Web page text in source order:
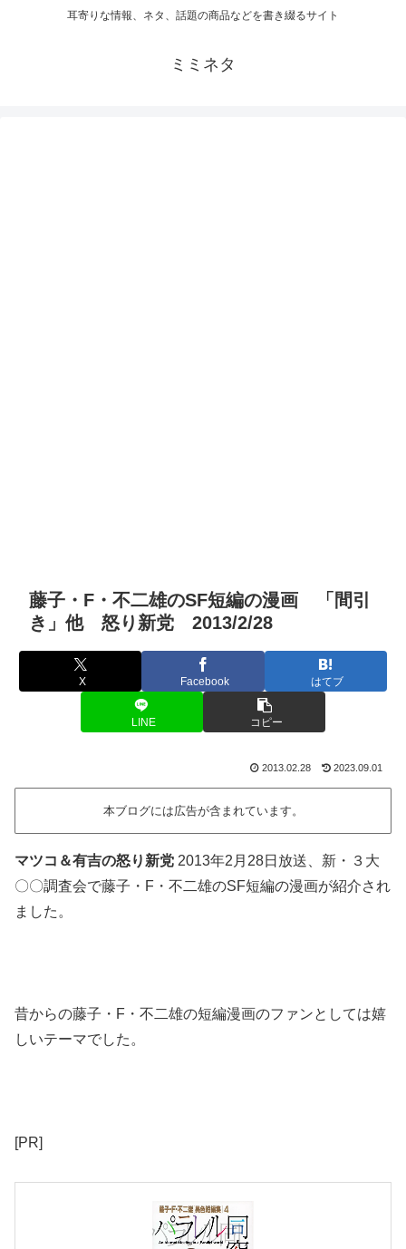
耳寄りな情報、ネタ、話題の商品などを書き綴るサイト
ミミネタ
藤子・F・不二雄のSF短編の漫画 「間引
き」他 怒り新党 2013/2/28
X Facebook はてブ
LINE コピー
2013.02.28 2023.09.01
本ブログには広告が含まれています。
マツコ＆有吉の怒り新党 2013年2月28日放送、新・３大
〇〇調査会で藤子・F・不二雄のSF短編の漫画が紹介され
ました。
昔からの藤子・F・不二雄の短編漫画のファンとしては嬉
しいテーマでした。
[PR]